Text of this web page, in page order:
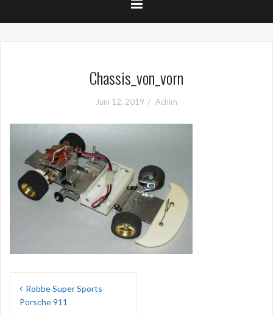
Chassis_von_vorn
Juni 12, 2019 Achim
Beitragsnavigation
Robbe Super Sports
Porsche 911